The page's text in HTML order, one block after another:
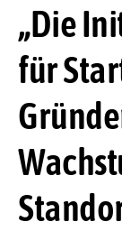
„Die
für